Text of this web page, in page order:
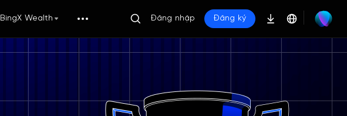
BingX Wealth Đăng nhập Đăng ký